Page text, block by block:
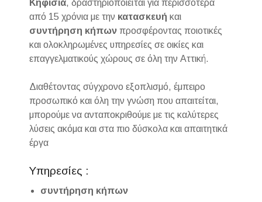
Κηφισιά, δραστηριοποιείται για περισσότερα
από 15 χρόνια με την κατασκευή και
συντήρηση κήπων προσφέροντας ποιοτικές
και ολοκληρωμένες υπηρεσίες σε οικίες και
επαγγελματικούς χώρους σε όλη την Αττική.
Διαθέτοντας σύγχρονο εξοπλισμό, έμπειρο
προσωπικό και όλη την γνώση που απαιτείται,
μπορούμε να ανταποκριθούμε με τις καλύτερες
λύσεις ακόμα και στα πιο δύσκολα και απαιτητικά
έργα
Υπηρεσίες :
συντήρηση κήπων